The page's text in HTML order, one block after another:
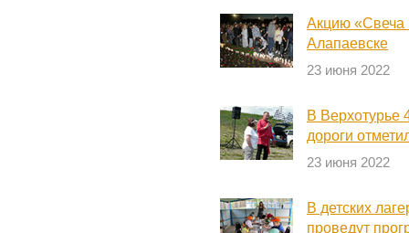
Акцию «Свеча
Алапаевске
23 июня 2022
В Верхотурье
дороги
23 июня 2022
В детских
проведут